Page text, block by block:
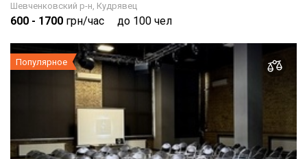
Шевченковский р-н, Кудрявец
600 - 1700 грн/час до 100 чел
Популярное